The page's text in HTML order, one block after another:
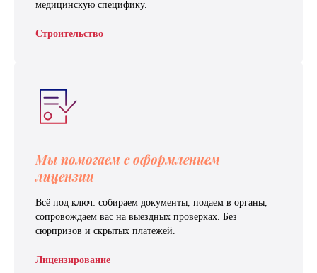
медицинскую специфику.
Строительство
Мы помогаем с оформлением
лицензии
Всё под ключ: собираем документы, подаем в органы,
сопровождаем вас на выездных проверках. Без
сюрпризов и скрытых платежей.
Лицензирование